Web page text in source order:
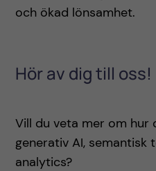
och ökad lönsamhet.
Hör av dig till oss!
Vill du veta mer om hur
generativ AI, semantisk
analytics?